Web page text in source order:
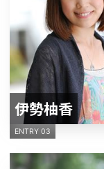
伊勢柚香
ENTRY 03